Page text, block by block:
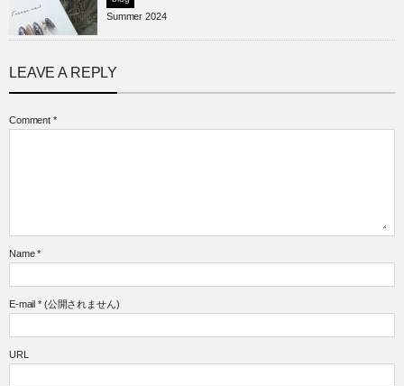
Summer 2024
LEAVE A REPLY
Comment *
Name *
E-mail *(公開されません)
URL